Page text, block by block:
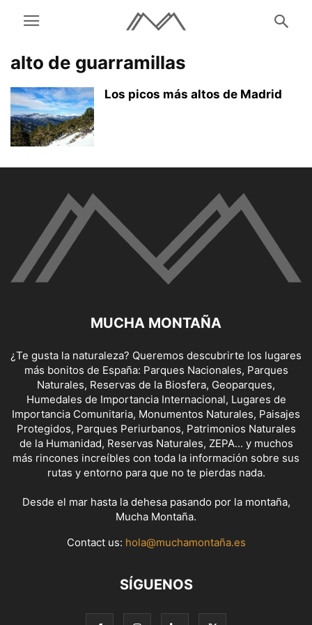
alto de guarramillas
Los picos más altos de Madrid
MUCHA MONTAÑA
¿Te gusta la naturaleza? Queremos descubrirte los lugares
más bonitos de España: Parques Nacionales, Parques
Naturales, Reservas de la Biosfera, Geoparques,
Humedales de Importancia Internacional, Lugares de
Importancia Comunitaria, Monumentos Naturales, Paisajes
Protegidos, Parques Periurbanos, Patrimonios Naturales
de la Humanidad, Reservas Naturales, ZEPA... y muchos
más rincones increíbles con toda la información sobre sus
rutas y entorno para que no te pierdas nada.
Desde el mar hasta la dehesa pasando por la montaña,
Mucha Montaña.
Contact us: hola@muchamontaña.es
SÍGUENOS